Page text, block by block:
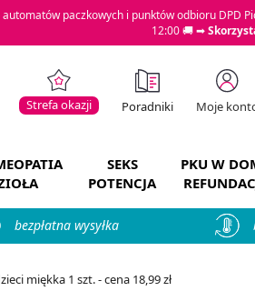
paczkowych i punktów odbioru DPD
12:00 🚚 ➡
Strefa okazji Poradniki Moje
SEKS
POTENCJA
PKU W
bezpłatna wysyłka
miękka 1 szt. - cena 18,99 zł